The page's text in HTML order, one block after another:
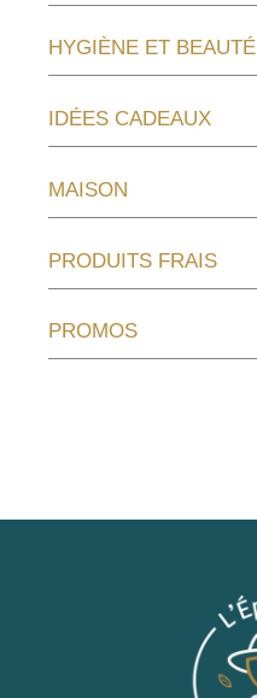
HYGIÈNE ET BEAUTÉ
IDÉES CADEAUX
MAISON
PRODUITS FRAIS
PROMOS